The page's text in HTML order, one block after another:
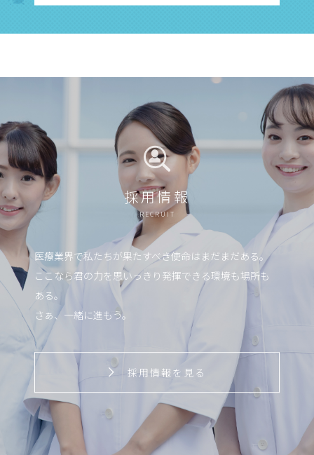
採用情報
RECRUIT
医療業界で私たちが果たすべき使命はまだまだある。
ここなら君の力を思いっきり発揮できる環境も場所も
ある。
さぁ、一緒に進もう。
採用情報を見る